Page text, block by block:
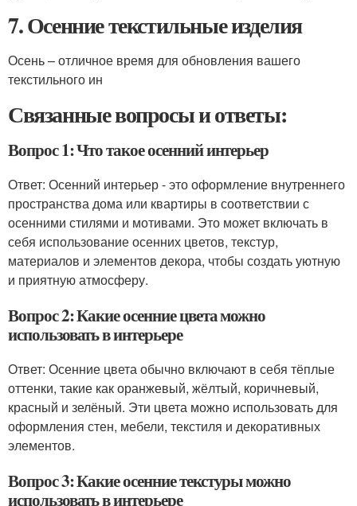
7. Осенние текстильные изделия
Осень – отличное время для обновления вашего
текстильного ин
Связанные вопросы и ответы:
Вопрос 1: Что такое осенний интерьер
Ответ: Осенний интерьер - это оформление внутреннего
пространства дома или квартиры в соответствии с
осенними стилями и мотивами. Это может включать в
себя использование осенних цветов, текстур,
материалов и элементов декора, чтобы создать уютную
и приятную атмосферу.
Вопрос 2: Какие осенние цвета можно
использовать в интерьере
Ответ: Осенние цвета обычно включают в себя тёплые
оттенки, такие как оранжевый, жёлтый, коричневый,
красный и зелёный. Эти цвета можно использовать для
оформления стен, мебели, текстиля и декоративных
элементов.
Вопрос 3: Какие осенние текстуры можно
использовать в интерьере